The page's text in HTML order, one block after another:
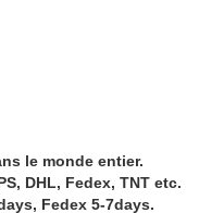
le monde entier.
DHL, Fedex, TNT etc.
Fedex 5-7days.